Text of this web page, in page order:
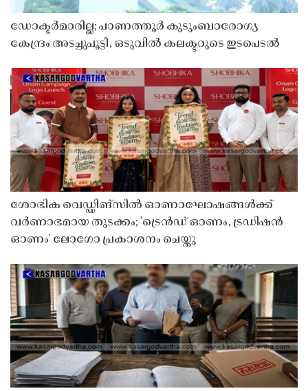
ഡോക്ടർമാരില്ല; പാണത്തൂർ കുടുംബാരോഗ്യ
കേന്ദ്രം അടച്ചുപൂട്ടി, ഒടുവിൽ കലക്ടറുടെ ഇടപെടൽ
ശോഭിക വെഡ്ഡിങ്സിൽ ഓണാഘോഷങ്ങൾക്ക്
വർണാഭമായ തുടക്കം; 'ട്രെൻഡ് ഓണം, ട്രഡിഷൻ
ഓണം' ലോഗോ പ്രകാശനം ചെയ്തു